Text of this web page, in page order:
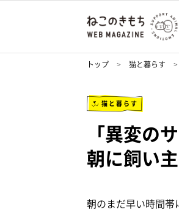
トップ 猫と暮らす
猫と暮らす
「異変の
朝に飼い
朝のまだ早い時間